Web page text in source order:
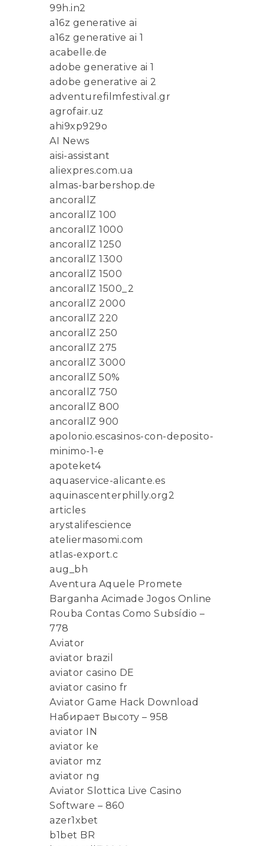
99h.in2
a16z generative ai
a16z generative ai 1
acabelle.de
adobe generative ai 1
adobe generative ai 2
adventurefilmfestival.gr
agrofair.uz
ahi9xp929o
AI News
aisi-assistant
aliexpres.com.ua
almas-barbershop.de
ancorallZ
ancorallZ 100
ancorallZ 1000
ancorallZ 1250
ancorallZ 1300
ancorallZ 1500
ancorallZ 1500_2
ancorallZ 2000
ancorallZ 220
ancorallZ 250
ancorallZ 275
ancorallZ 3000
ancorallZ 50%
ancorallZ 750
ancorallZ 800
ancorallZ 900
apolonio.escasinos-con-deposito-
minimo-1-e
apoteket4
aquaservice-alicante.es
aquinascenterphilly.org2
articles
arystalifescience
ateliermasomi.com
atlas-export.c
aug_bh
Aventura Aquele Promete
Barganha Acimade Jogos Online
Rouba Contas Como Subsídio –
778
Aviator
aviator brazil
aviator casino DE
aviator casino fr
Aviator Game Hack Download
Набирает Высоту – 958
aviator IN
aviator ke
aviator mz
aviator ng
Aviator Slottica Live Casino
Software – 860
azer1xbet
b1bet BR